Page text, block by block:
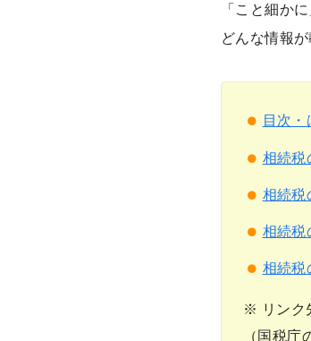
「こと細か
どんな情報
目次・
相続税
相続税
相続税
相続税
※ リンク
（国税庁